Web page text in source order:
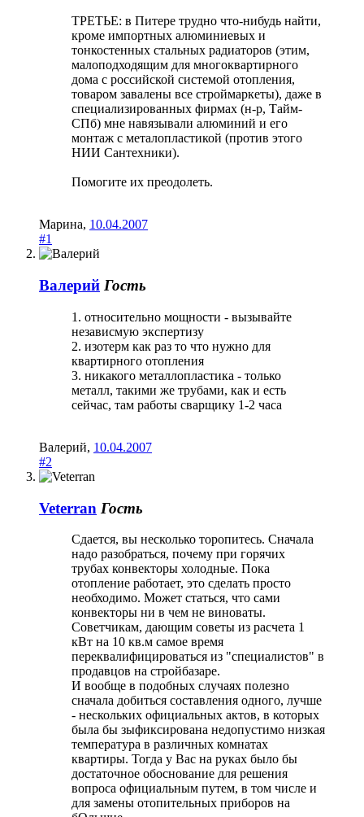
ТРЕТЬЕ: в Питере трудно что-нибудь найти,
кроме импортных алюминиевых и
тонкостенных стальных радиаторов (этим,
малоподходящим для многоквартирного
дома с российской системой отопления,
товаром завалены все строймаркеты), даже в
специализированных фирмах (н-р, Тайм-
СПб) мне навязывали алюминий и его
монтаж с металопластикой (против этого
НИИ Сантехники).
Помогите их преодолеть.
Марина, 10.04.2007
#1
Валерий Гость
1. относительно мощности - вызывайте
независмую экспертизу
2. изотерм как раз то что нужно для
квартирного отопления
3. никакого металлопластика - только
металл, такими же трубами, как и есть
сейчас, там работы сварщику 1-2 часа
Валерий, 10.04.2007
#2
Veterran Гость
Сдается, вы несколько торопитесь. Сначала
надо разобраться, почему при горячих
трубах конвекторы холодные. Пока
отопление работает, это сделать просто
необходимо. Может статься, что сами
конвекторы ни в чем не виноваты.
Советчикам, дающим советы из расчета 1
кВт на 10 кв.м самое время
переквалифицироваться из "специалистов" в
продавцов на стройбазаре.
И вообще в подобных случаях полезно
сначала добиться составления одного, лучше
- нескольких официальных актов, в которых
была бы зыфиксирована недопустимо низкая
температура в различных комнатах
квартиры. Тогда у Вас на руках было бы
достаточное обоснование для решения
вопроса официальным путем, в том числе и
для замены отопительных приборов на